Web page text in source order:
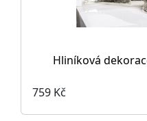
Hliníková
759 Kč